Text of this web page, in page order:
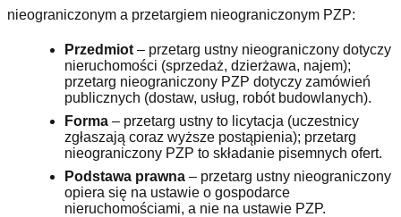
nieograniczonym a przetargiem nieograniczonym PZP:
Przedmiot – przetarg ustny nieograniczony dotyczy
nieruchomości (sprzedaż, dzierżawa, najem);
przetarg nieograniczony PZP dotyczy zamówień
publicznych (dostaw, usług, robót budowlanych).
Forma – przetarg ustny to licytacja (uczestnicy
zgłaszają coraz wyższe postąpienia); przetarg
nieograniczony PZP to składanie pisemnych ofert.
Podstawa prawna – przetarg ustny nieograniczony
opiera się na ustawie o gospodarce
nieruchomościami, a nie na ustawie PZP.